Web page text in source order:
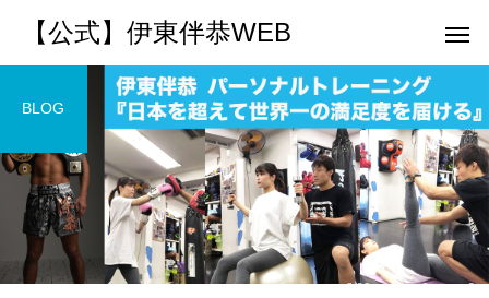
【公式】伊東伴恭WEB
トレーナーとして 個別トレー
パーソナルトレーニ パーソナルトレーニ
BLOG